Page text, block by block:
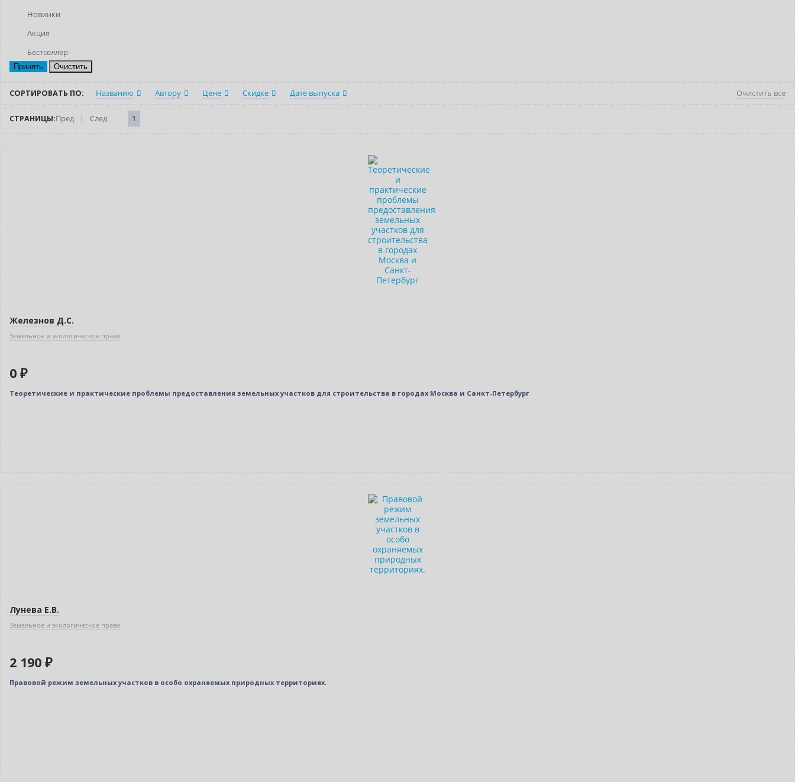
Новинки
Акция
Бестселлер
Очистить
СОРТИРОВАТЬ ПО: Названию Автору Цене Скидке Дате выпуска Очистить все
СТРАНИЦЫ:Пред | След 1
Железнов Д.С.
Земельное и экологическое право
0 ₽
Теоретические и практические проблемы предоставления земельных участков для строительства в городах Москва и Санкт-Петербург
Лунева Е.В.
Земельное и экологическое право
2 190 ₽
Правовой режим земельных участков в особо охраняемых природных территориях.